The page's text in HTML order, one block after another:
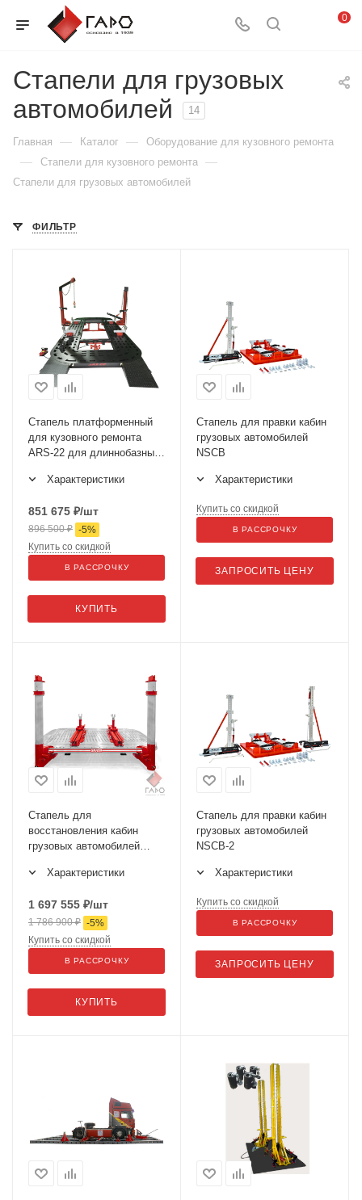
0
Стапели для грузовых
автомобилей
14
Главная — Каталог — Оборудование для кузовного ремонта
— Стапели для кузовного ремонта —
Стапели для грузовых автомобилей
ФИЛЬТР
Стапель платформенный
для кузовного ремонта
ARS-22 для длиннобазных
Характеристики
851 675 ₽/шт
896 500₽ -5%
КУПИТЬ
Купить со скидкой
В РАССРОЧКУ
Стапель для правки кабин
грузовых автомобилей
NSCB
Характеристики
ЗАПРОСИТЬ ЦЕНУ
Купить со скидкой
В РАССРОЧКУ
Стапель для
восстановления кабин
грузовых автомобилей
Характеристики
1 697 555 ₽/шт
1 786 900₽ -5%
КУПИТЬ
Купить со скидкой
В РАССРОЧКУ
Стапель для правки кабин
грузовых автомобилей
NSCB-2
Характеристики
ЗАПРОСИТЬ ЦЕНУ
Купить со скидкой
В РАССРОЧКУ